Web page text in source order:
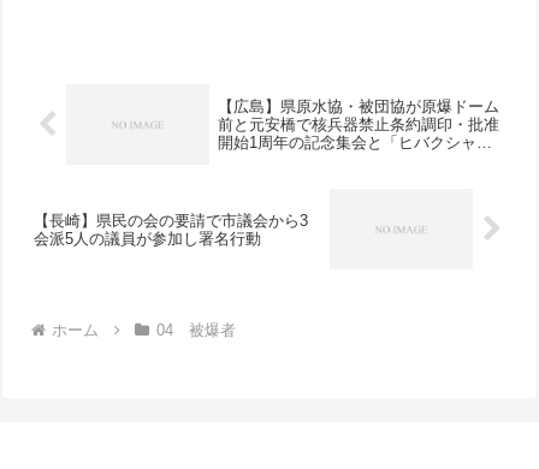
【広島】県原水協・被団協が原爆ドーム
前と元安橋で核兵器禁止条約調印・批准
開始1周年の記念集会と「ヒバクシャ国
【長崎】県民の会の要請で市議会から3
会派5人の議員が参加し署名行動
ホーム 04 被爆者